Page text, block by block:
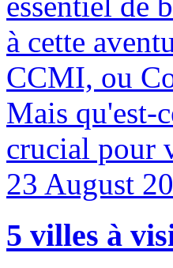
à cette
CCMI, ou
Mais qu'est-
crucial pour
23 August
5 villes à